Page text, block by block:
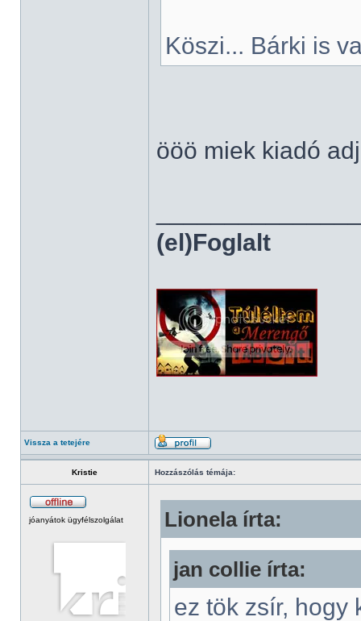
Köszi... Bárki is
ööö miek kiadó
(el)Foglalt
Vissza a tetejére
Kristie Hozzászólás témája:
jóanyátok ügyfélszolgálat Lionela írta:
jan collie írta:
ez tök zsír, hogy